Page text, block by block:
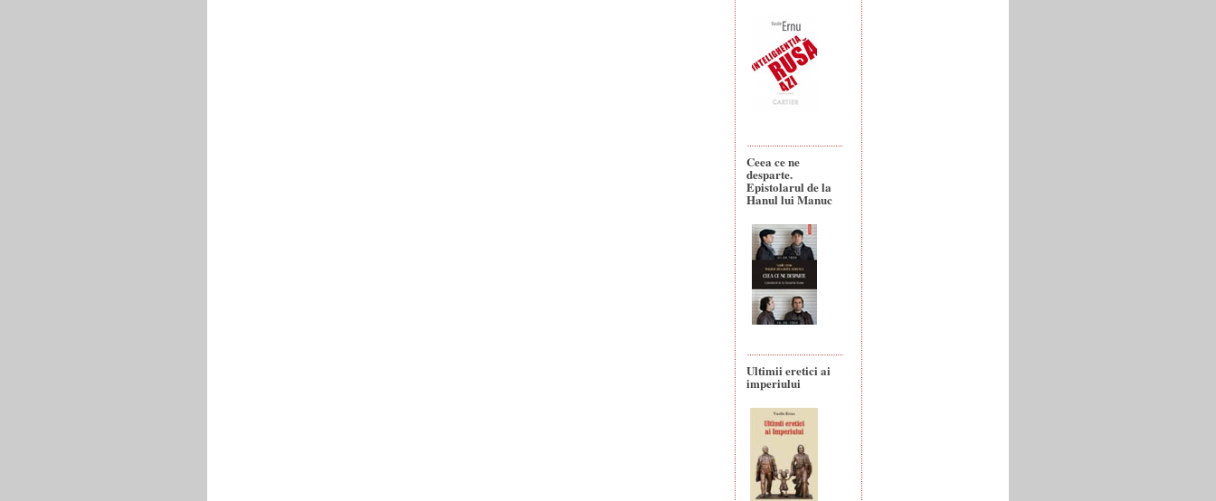
Ceea ce ne
desparte.
Epistolarul de la
Hanul lui Manuc
Ultimii eretici ai
imperiului